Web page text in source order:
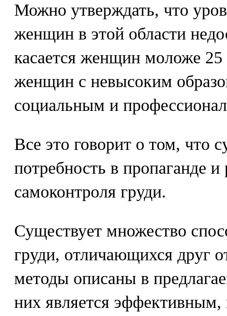
Можно утверждать, что
женщин в этой области
касается женщин моложе 25
женщин с невысоким
социальным и
Все это говорит о том, что
потребность в пропаганде
самоконтроля груди.
Существует множество
груди, отличающихся друг
методы описаны в
них является